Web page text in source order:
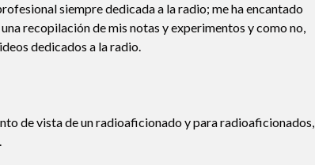
siempre dedicada a la radio; me ha encantado
recopilación de mis notas y experimentos y como no,
dedicados a la radio.
de vista de un radioaficionado y para radioaficionados,